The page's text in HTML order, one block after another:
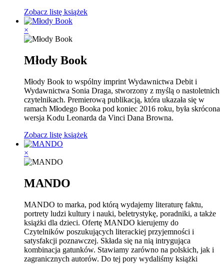
Zobacz listę książek
×
Młody Book
Młody Book to wspólny imprint Wydawnictwa Debit i
Wydawnictwa Sonia Draga, stworzony z myślą o nastoletnich
czytelnikach. Premierową publikacją, która ukazała się w
ramach Młodego Booka pod koniec 2016 roku, była skrócona
wersja Kodu Leonarda da Vinci Dana Browna.
Zobacz listę książek
×
MANDO
MANDO to marka, pod którą wydajemy literaturę faktu,
portrety ludzi kultury i nauki, beletrystykę, poradniki, a także
książki dla dzieci. Ofertę MANDO kierujemy do
Czytelników poszukujących literackiej przyjemności i
satysfakcji poznawczej. Składa się na nią intrygująca
kombinacja gatunków. Stawiamy zarówno na polskich, jak i
zagranicznych autorów. Do tej pory wydaliśmy książki